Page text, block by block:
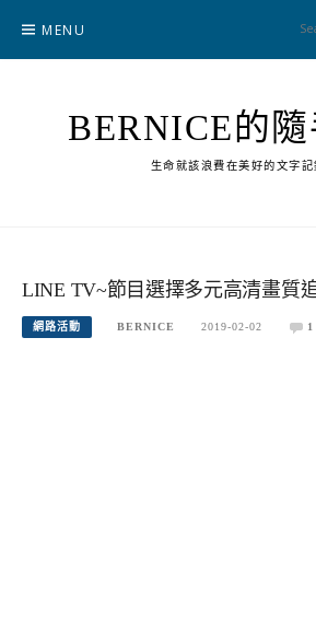
content
MENU
BERNICE的
生命就該浪費在美好的文字記
LINE TV~節目選擇多元高清畫質
網路活動 BERNICE 2019-02-02 1